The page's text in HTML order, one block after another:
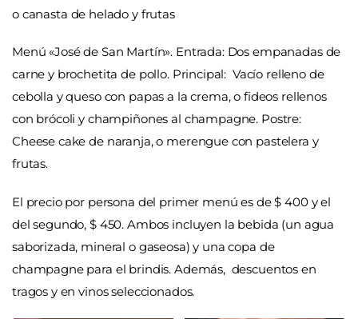
o canasta de helado y frutas
Menú «José de San Martín». Entrada: Dos empanadas de
carne y brochetita de pollo. Principal: Vacío relleno de
cebolla y queso con papas a la crema, o fideos rellenos
con brócoli y champiñones al champagne. Postre:
Cheese cake de naranja, o merengue con pastelera y
frutas.
El precio por persona del primer menú es de $ 400 y el
del segundo, $ 450. Ambos incluyen la bebida (un agua
saborizada, mineral o gaseosa) y una copa de
champagne para el brindis. Además, descuentos en
tragos y en vinos seleccionados.